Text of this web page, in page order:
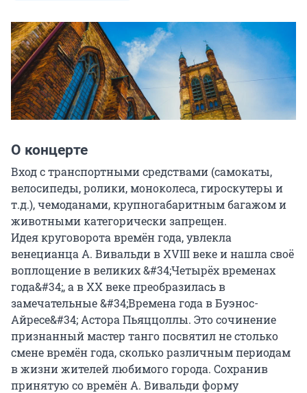
О концерте
Вход с транспортными средствами (самокаты,
велосипеды, ролики, моноколеса, гироскутеры и
т.д.), чемоданами, крупногабаритным багажом и
животными категорически запрещен.
Идея круговорота времён года, увлекла
венецианца А. Вивальди в XVIII веке и нашла своё
воплощение в великих &#34;Четырёх временах
года&#34;, а в ХХ веке преобразилась в
замечательные &#34;Времена года в Буэнос-
Айресе&#34; Астора Пьяццоллы. Это сочинение
признанный мастер танго посвятил не столько
смене времён года, сколько различным периодам
в жизни жителей любимого города. Сохранив
принятую со времён А. Вивальди форму